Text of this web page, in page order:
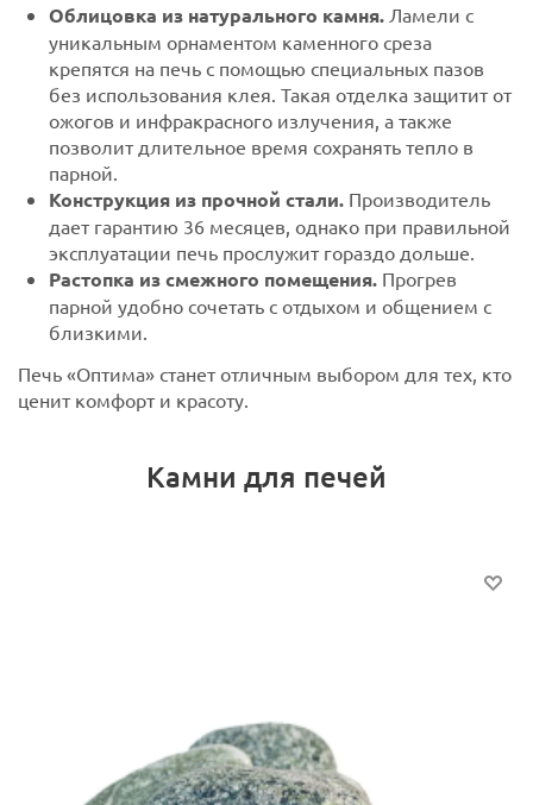
Облицовка из натурального камня. Ламели с
уникальным орнаментом каменного среза
крепятся на печь с помощью специальных пазов
без использования клея. Такая отделка защитит от
ожогов и инфракрасного излучения, а также
позволит длительное время сохранять тепло в
парной.
Конструкция из прочной стали. Производитель
дает гарантию 36 месяцев, однако при правильной
эксплуатации печь прослужит гораздо дольше.
Растопка из смежного помещения. Прогрев
парной удобно сочетать с отдыхом и общением с
близкими.
Печь «Оптима» станет отличным выбором для тех, кто
ценит комфорт и красоту.
Камни для печей